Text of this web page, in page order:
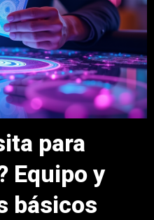
para
Equipo y
básicos